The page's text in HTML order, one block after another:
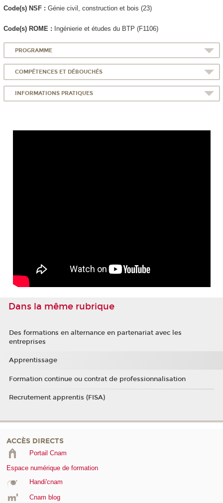
Code(s) NSF : Génie civil, construction et bois (23)
Code(s) ROME : Ingénierie et études du BTP (F1106)
PROGRAMME
COMPÉTENCES ET DÉBOUCHÉS
INFORMATIONS PRATIQUES
Dans la même rubrique
Des formations en alternance en partenariat avec les
entreprises
Apprentissage
Formation continue ou contrat de professionnalisation
Recrutement apprentis (FISA)
ACCÈS DIRECTS
Portail Cnam
Espace numérique de formation
Handi'cnam
Cnam blog